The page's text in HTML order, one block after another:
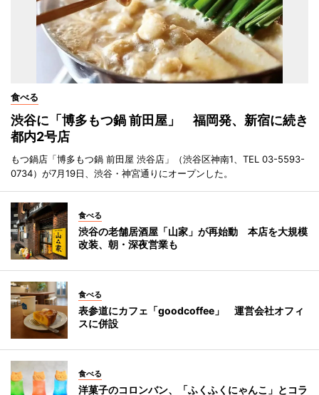
食べる
渋谷に「博多もつ鍋 前田屋」 福岡発、新宿に続き
都内2号店
もつ鍋店「博多もつ鍋 前田屋 渋谷店」（渋谷区神南1、TEL 03-5593-
0734）が7月19日、渋谷・神宮通りにオープンした。
食べる
渋谷の老舗居酒屋「山家」が再始動 本店を大規模
改装、朝・深夜営業も
食べる
表参道にカフェ「goodcoffee」 運営会社オフィ
スに併設
食べる
洋菓子のコロンバン、「ふくふくにゃんこ」とコラ